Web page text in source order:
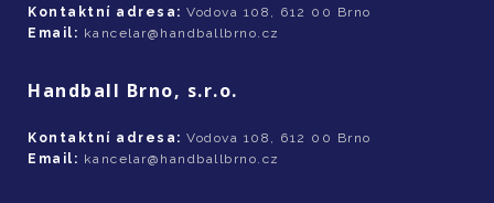
Kontaktní adresa: Vodova 108, 612 00 Brno
Email: kancelar@handballbrno.cz
Handball Brno, s.r.o.
Kontaktní adresa: Vodova 108, 612 00 Brno
Email: kancelar@handballbrno.cz